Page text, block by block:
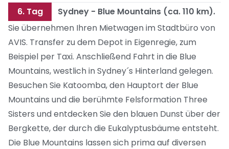
6. Tag
Sydney - Blue Mountains (ca. 110 km).
Sie übernehmen Ihren Mietwagen im Stadtbüro von
AVIS. Transfer zu dem Depot in Eigenregie, zum
Beispiel per Taxi. Anschließend Fahrt in die Blue
Mountains, westlich in Sydney´s Hinterland gelegen.
Besuchen Sie Katoomba, den Hauptort der Blue
Mountains und die berühmte Felsformation Three
Sisters und entdecken Sie den blauen Dunst über der
Bergkette, der durch die Eukalyptusbäume entsteht.
Die Blue Mountains lassen sich prima auf diversen